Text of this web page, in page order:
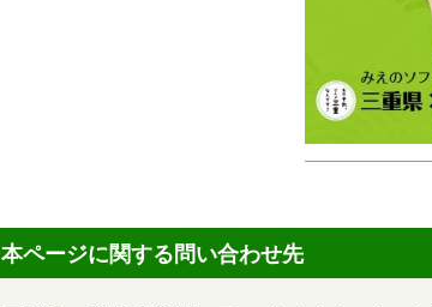
本ページに関する問い合わせ先